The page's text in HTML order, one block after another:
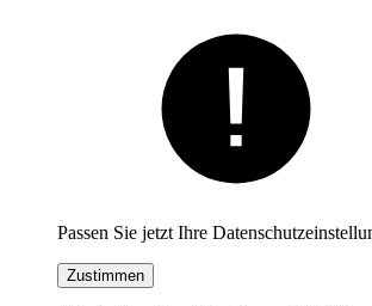
Passen Sie jetzt Ihre
Zustimmen